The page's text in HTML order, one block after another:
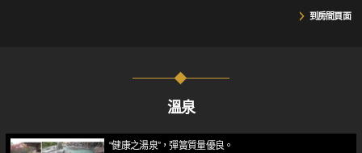
到房間頁面
溫泉
“健康之湯泉”，彈簧質量優良。